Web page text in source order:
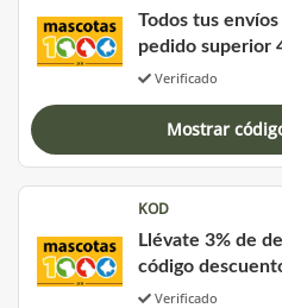
Todos tus
pedido superior
Verificado
Mostrar
KOD
Llévate 3% de
código
Verificado